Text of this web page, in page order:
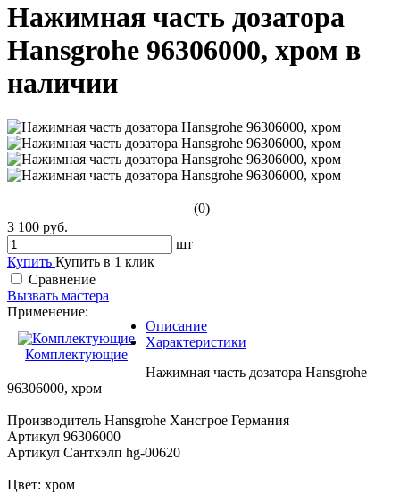
Нажимная часть дозатора
Hansgrohe 96306000, хром в
наличии
(0)
3 100 руб.
шт
Купить Купить в 1 клик
Сравнение
Вызвать мастера
Применение:
Комплектующие
Описание
Характеристики
Нажимная часть дозатора Hansgrohe
96306000, хром
Производитель Hansgrohe Хансгрое Германия
Артикул 96306000
Артикул Сантхэлп hg-00620
Цвет: хром